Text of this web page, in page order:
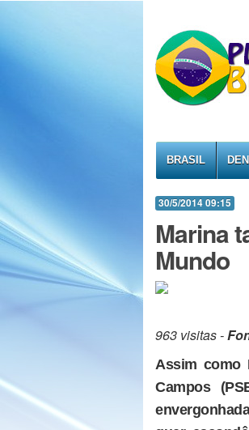
BRASIL
30/5/2014 09:15
Marina
Mundo
963 visitas -
Assim como
Campos